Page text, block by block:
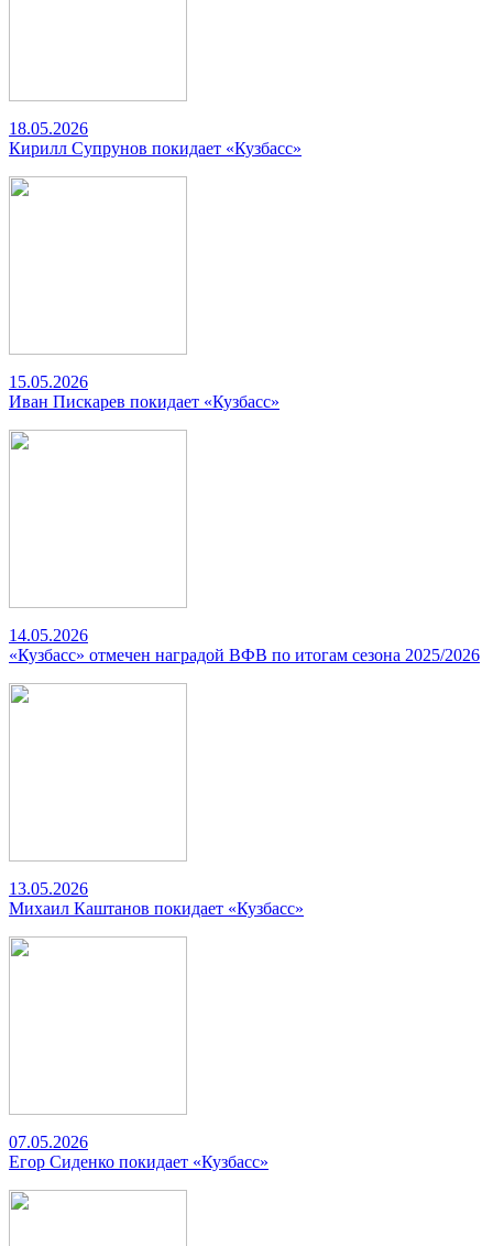
18.05.2026
Кирилл Супрунов покидает «Кузбасс»
15.05.2026
Иван Пискарев покидает «Кузбасс»
14.05.2026
«Кузбасс» отмечен наградой ВФВ по итогам сезона 2025/2026
13.05.2026
Михаил Каштанов покидает «Кузбасс»
07.05.2026
Егор Сиденко покидает «Кузбасс»